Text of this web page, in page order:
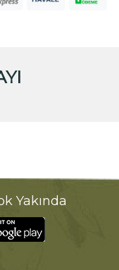
Yakında